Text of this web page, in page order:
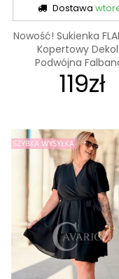
Dostawa
Nowość! Sukienka
Kopertowy
Podwójna
119zł